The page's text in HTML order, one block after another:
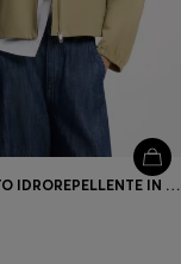
GIUBBOTTO IDROREPELLENTE IN MISTO COTONE